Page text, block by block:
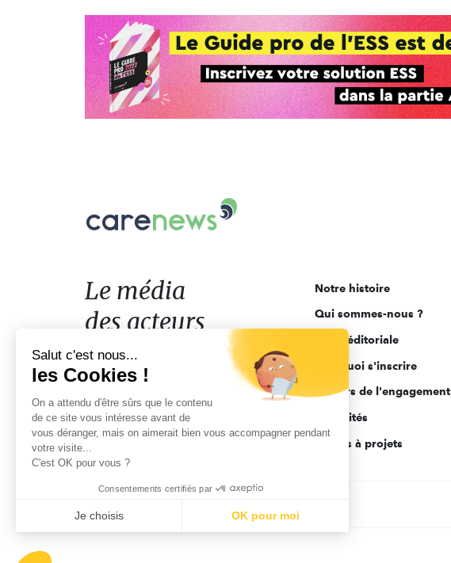
Le
acteurs
de
l'engagement
Le média
des acteurs
de l'engagement
Notre histoire
Qui sommes-nous ?
Ligne éditoriale
Pourquoi s'inscrire
Acteurs de l'engagement
Actualités
Appels à projets
Salut c'est nous...
les Cookies !
On a attendu d'être sûrs que le contenu
de ce site vous intéresse avant de
vous déranger, mais on aimerait bien vous accompagner pendant
votre visite...
C'est OK pour vous ?
Consentements certifiés par
Je choisis OK pour moi